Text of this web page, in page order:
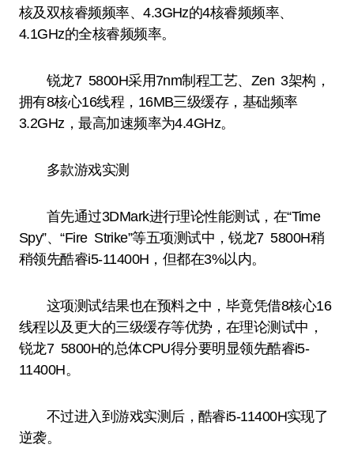
核及双核睿频频率、4.3GHz的4核睿频频率、
4.1GHz的全核睿频频率。
锐龙7 5800H采用7nm制程工艺、Zen 3架构，
拥有8核心16线程，16MB三级缓存，基础频率
3.2GHz，最高加速频率为4.4GHz。
多款游戏实测
首先通过3DMark进行理论性能测试，在“Time
Spy”、“Fire Strike”等五项测试中，锐龙7 5800H稍
稍领先酷睿i5-11400H，但都在3%以内。
这项测试结果也在预料之中，毕竟凭借8核心16
线程以及更大的三级缓存等优势，在理论测试中，
锐龙7 5800H的总体CPU得分要明显领先酷睿i5-
11400H。
不过进入到游戏实测后，酷睿i5-11400H实现了
逆袭。